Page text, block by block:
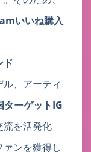
いいね購入
ド
、アーティ
ターゲットIG
流を活発化
ンを獲得し